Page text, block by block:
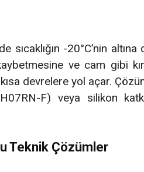
-20°C’nin altına
ve cam gibi
devrelere yol açar.
F) veya silikon
Teknik Çözümler